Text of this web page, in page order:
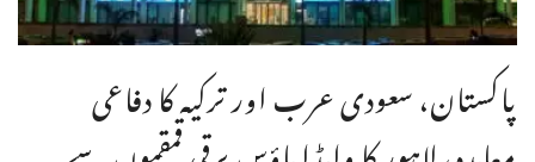
پاکستان، سعودی عرب اور ترکیہ کا دفاعی